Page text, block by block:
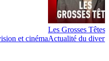
et cinéma
Les Grosses Têtes
Actualité du